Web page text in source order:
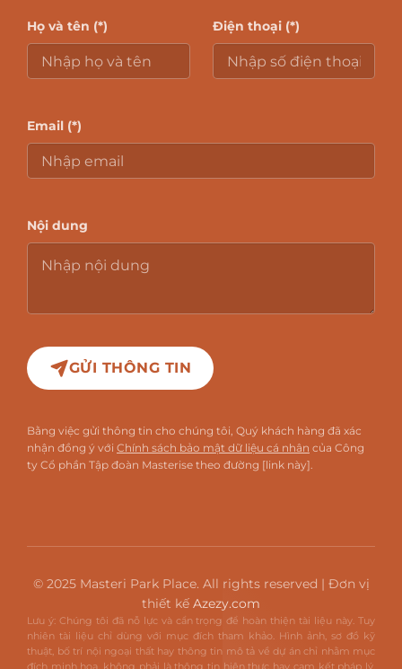
Họ và tên (*) Điện thoại (*)
Email (*)
Nội dung
GỬI THÔNG TIN
Bằng việc gửi thông tin cho chúng tôi, Quý khách hàng đã xác
nhận đồng ý với Chính sách bảo mật dữ liệu cá nhân của Công
ty Cổ phần Tập đoàn Masterise theo đường [link này].
© 2025 Masteri Park Place. All rights reserved | Đơn vị
thiết kế Azezy.com
Lưu ý: Chúng tôi đã nỗ lực và cẩn trọng để hoàn thiện tài liệu này. Tuy
nhiên tài liệu chỉ dùng với mục đích tham khảo. Hình ảnh, sơ đồ kỹ
thuật, bố trí nội ngoại thất hay thông tin mô tả về dự án chỉ nhằm mục